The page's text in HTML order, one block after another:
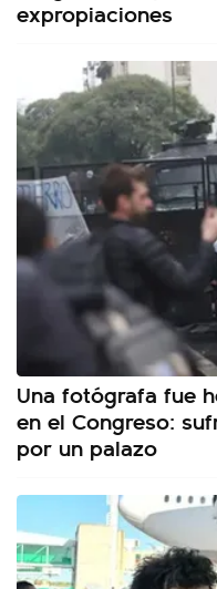
expropiaciones
Una fotógrafa fue
en el Congreso:
por un palazo